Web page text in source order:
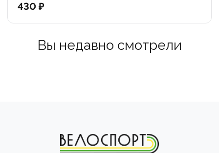
430 ₽
Вы недавно смотрели